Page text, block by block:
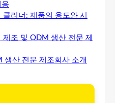
리너: 제품의 용도와 시
조 및 ODM 생산 전문 제
생산 전문 제조회사 소개